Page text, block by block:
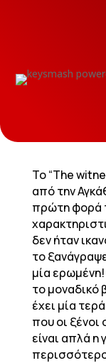
To “The
από την
πρώτη φορά
δεν ήταν
το
μία ερωμένη!
το μοναδικό
έχει μία
που οι ξένοι
είναι απλά